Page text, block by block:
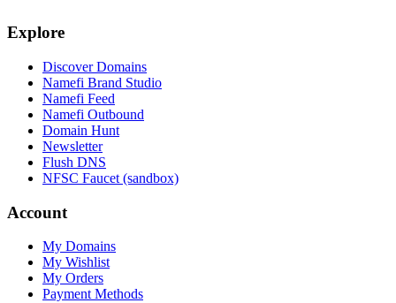
Explore
Discover Domains
Namefi Brand Studio
Namefi Feed
Namefi Outbound
Domain Hunt
Newsletter
Flush DNS
NFSC Faucet (sandbox)
Account
My Domains
My Wishlist
My Orders
Payment Methods